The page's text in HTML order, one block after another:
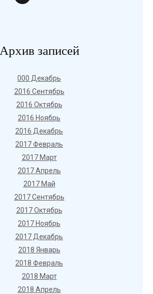
Архив записей
000 Декабрь
2016 Сентябрь
2016 Октябрь
2016 Ноябрь
2016 Декабрь
2017 Февраль
2017 Март
2017 Апрель
2017 Май
2017 Сентябрь
2017 Октябрь
2017 Ноябрь
2017 Декабрь
2018 Январь
2018 Февраль
2018 Март
2018 Апрель